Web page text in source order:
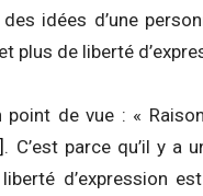
idées d’une
plus de liberté
point de vue : «
. C’est parce qu’il y a
d’expression